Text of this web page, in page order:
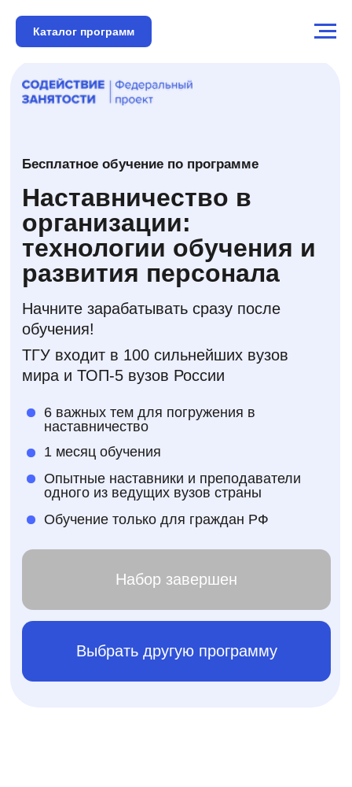
Каталог программ
1 месяц обучения
ТГУ входит в 100 сильнейших вузов
мира и ТОП-5 вузов России
Начните зарабатывать сразу после
обучения!
Обучение только для граждан РФ
одного из ведущих вузов страны
организации:
технологии обучения и
развития персонала
наставничество
Набор завершен